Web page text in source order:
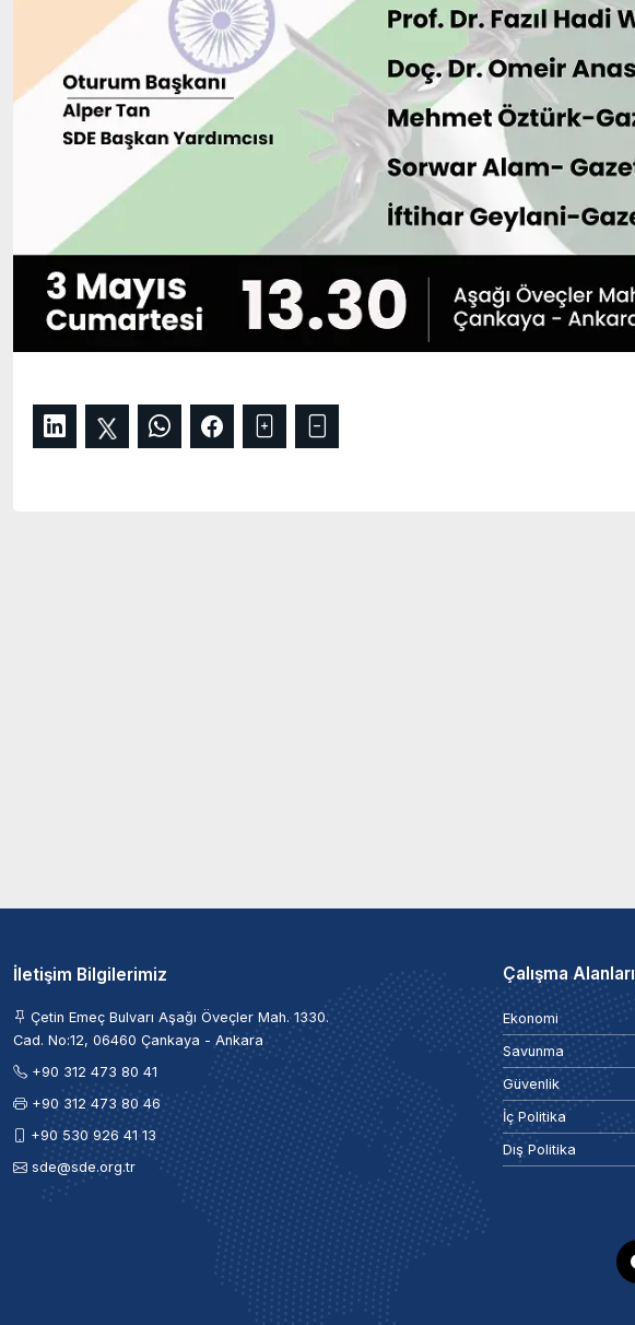
İletişim Bilgilerimiz
Çetin Emeç Bulvarı Aşağı Öveçler Mah. 1330.
Cad. No:12, 06460 Çankaya - Ankara
+90 312 473 80 41
+90 312 473 80 46
+90 530 926 41 13
sde@sde.org.tr
Çalışma Alanları
Ekonomi
Savunma
Güvenlik
İç Politika
Dış Politika